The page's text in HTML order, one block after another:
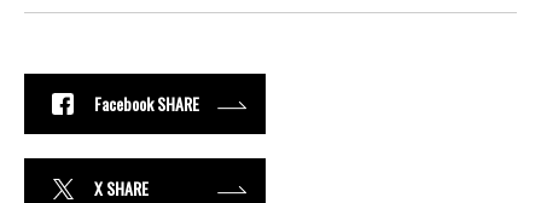
Facebook SHARE
X SHARE